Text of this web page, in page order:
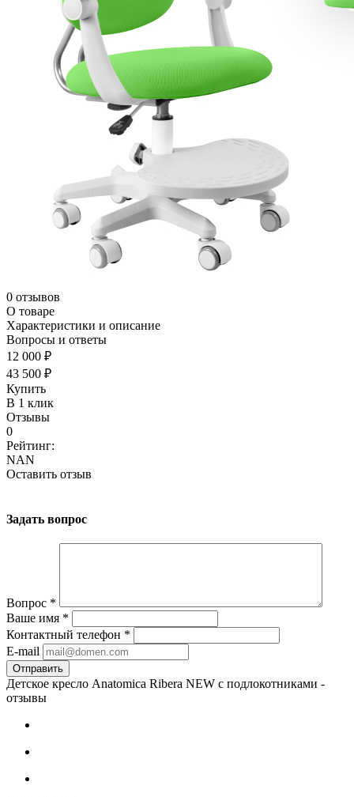
0 отзывов
О товаре
Характеристики и описание
Вопросы и ответы
12 000 ₽
43 500 ₽
Купить
В 1 клик
Отзывы
0
Рейтинг:
NAN
Оставить отзыв
Задать вопрос
Вопрос *
Ваше имя *
Контактный телефон *
E-mail
Детское кресло Anatomica Ribera NEW с подлокотниками -
отзывы